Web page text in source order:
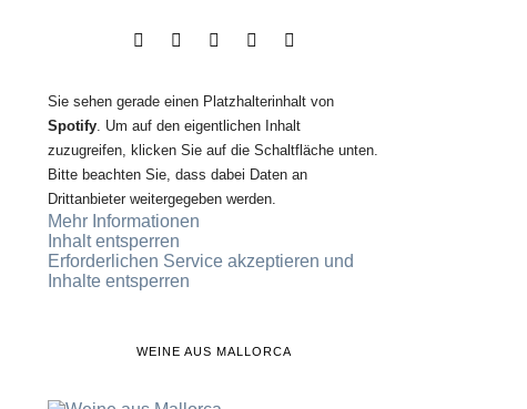
Sie sehen gerade einen Platzhalterinhalt von
Spotify . Um auf den eigentlichen Inhalt
zuzugreifen, klicken Sie auf die Schaltfläche unten.
Bitte beachten Sie, dass dabei Daten an
Drittanbieter weitergegeben werden.
Mehr Informationen
Inhalt entsperren
Erforderlichen Service akzeptieren und
Inhalte entsperren
WEINE AUS MALLORCA